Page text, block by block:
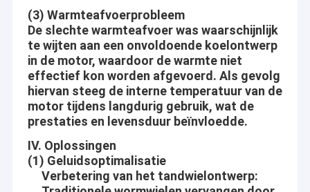
Huis
Producten
Ongeveer ons
(3) Warmteafvoerprobleem
De slechte warmteafvoer was waarschijnlijk
te wijten aan een onvoldoende koelontwerp
in de motor, waardoor de warmte niet
effectief kon worden afgevoerd. Als gevolg
hiervan steeg de interne temperatuur van de
motor tijdens langdurig gebruik, wat de
prestaties en levensduur beïnvloedde.
IV. Oplossingen
(1) Geluidsoptimalisatie
Verbetering van het tandwielontwerp:
De Motorco. van Shenzhenjinshunlaite, Ltd is een fabrikant van
gelijkstroom-toestelmotor, bldc motor, de motor van het
wormtoestel, micro- motor, pwm motor enz., is Aslong ons
merk. met goed uitgeruste testende faciliteiten en sterke
technische kracht. Met een brede waaier, een goede kwaliteit,